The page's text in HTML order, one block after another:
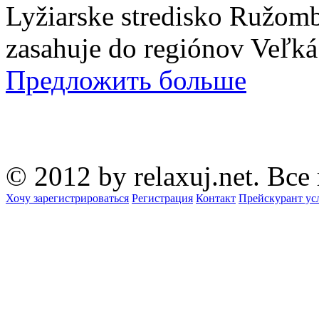
Lyžiarske stredisko
zasahuje do regiónov
Предложить больше
© 2012 by relaxuj.net. Все
Хочу зарегистрироваться Регистрация Контакт Прейскурант